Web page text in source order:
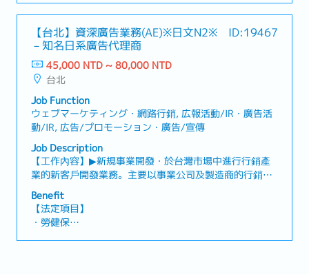
・各種休假（特別休假、婚假、喪假、生理假、產檢假、
陪產假、產假、育嬰假）
・退休金
【公司福利】
・員工制服（百貨）
・年度健康檢查
・員工購物優惠
・尾牙春酒活動
・不定期員工旅遊福利
【台北】資深廣告業務(AE)※日文N2※
－知名日系廣告代理商
ID:19467
45,000 NTD ~ 80,000 NTD
台北
Job Function
ウェブマーケティング・網路行銷, 広報活動/IR・廣告活
動/IR, 広告/プロモーション・廣告/宣傳
Job Description
【工作內容】▶新規事業開發・於台灣市場中進行行銷產
業的新客戶開發業務。主要以事業公司及製造商的行銷部
門為對象，銷售本公司的解決方案。具體而言，不限於
BtoB或BtoC，針對行銷領域的課題提供解決方案的顧問式
業務職。運用本公司所擁有的行銷資源（數位廣告、EC營
運、CRM、創意開發、媒體規劃至採購等），提供促進商
品銷售的整體行銷支援。▶既有客戶維繫及業務擴展・承
Benefit
【法定項目】
・勞健保